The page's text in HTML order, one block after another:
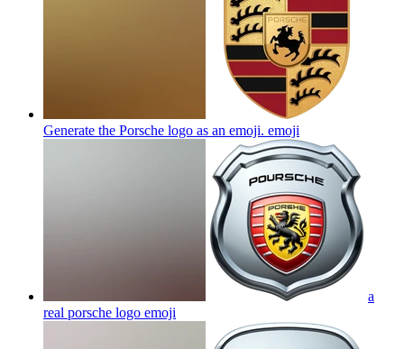
Generate the Porsche logo as an emoji. emoji
a
real porsche logo emoji